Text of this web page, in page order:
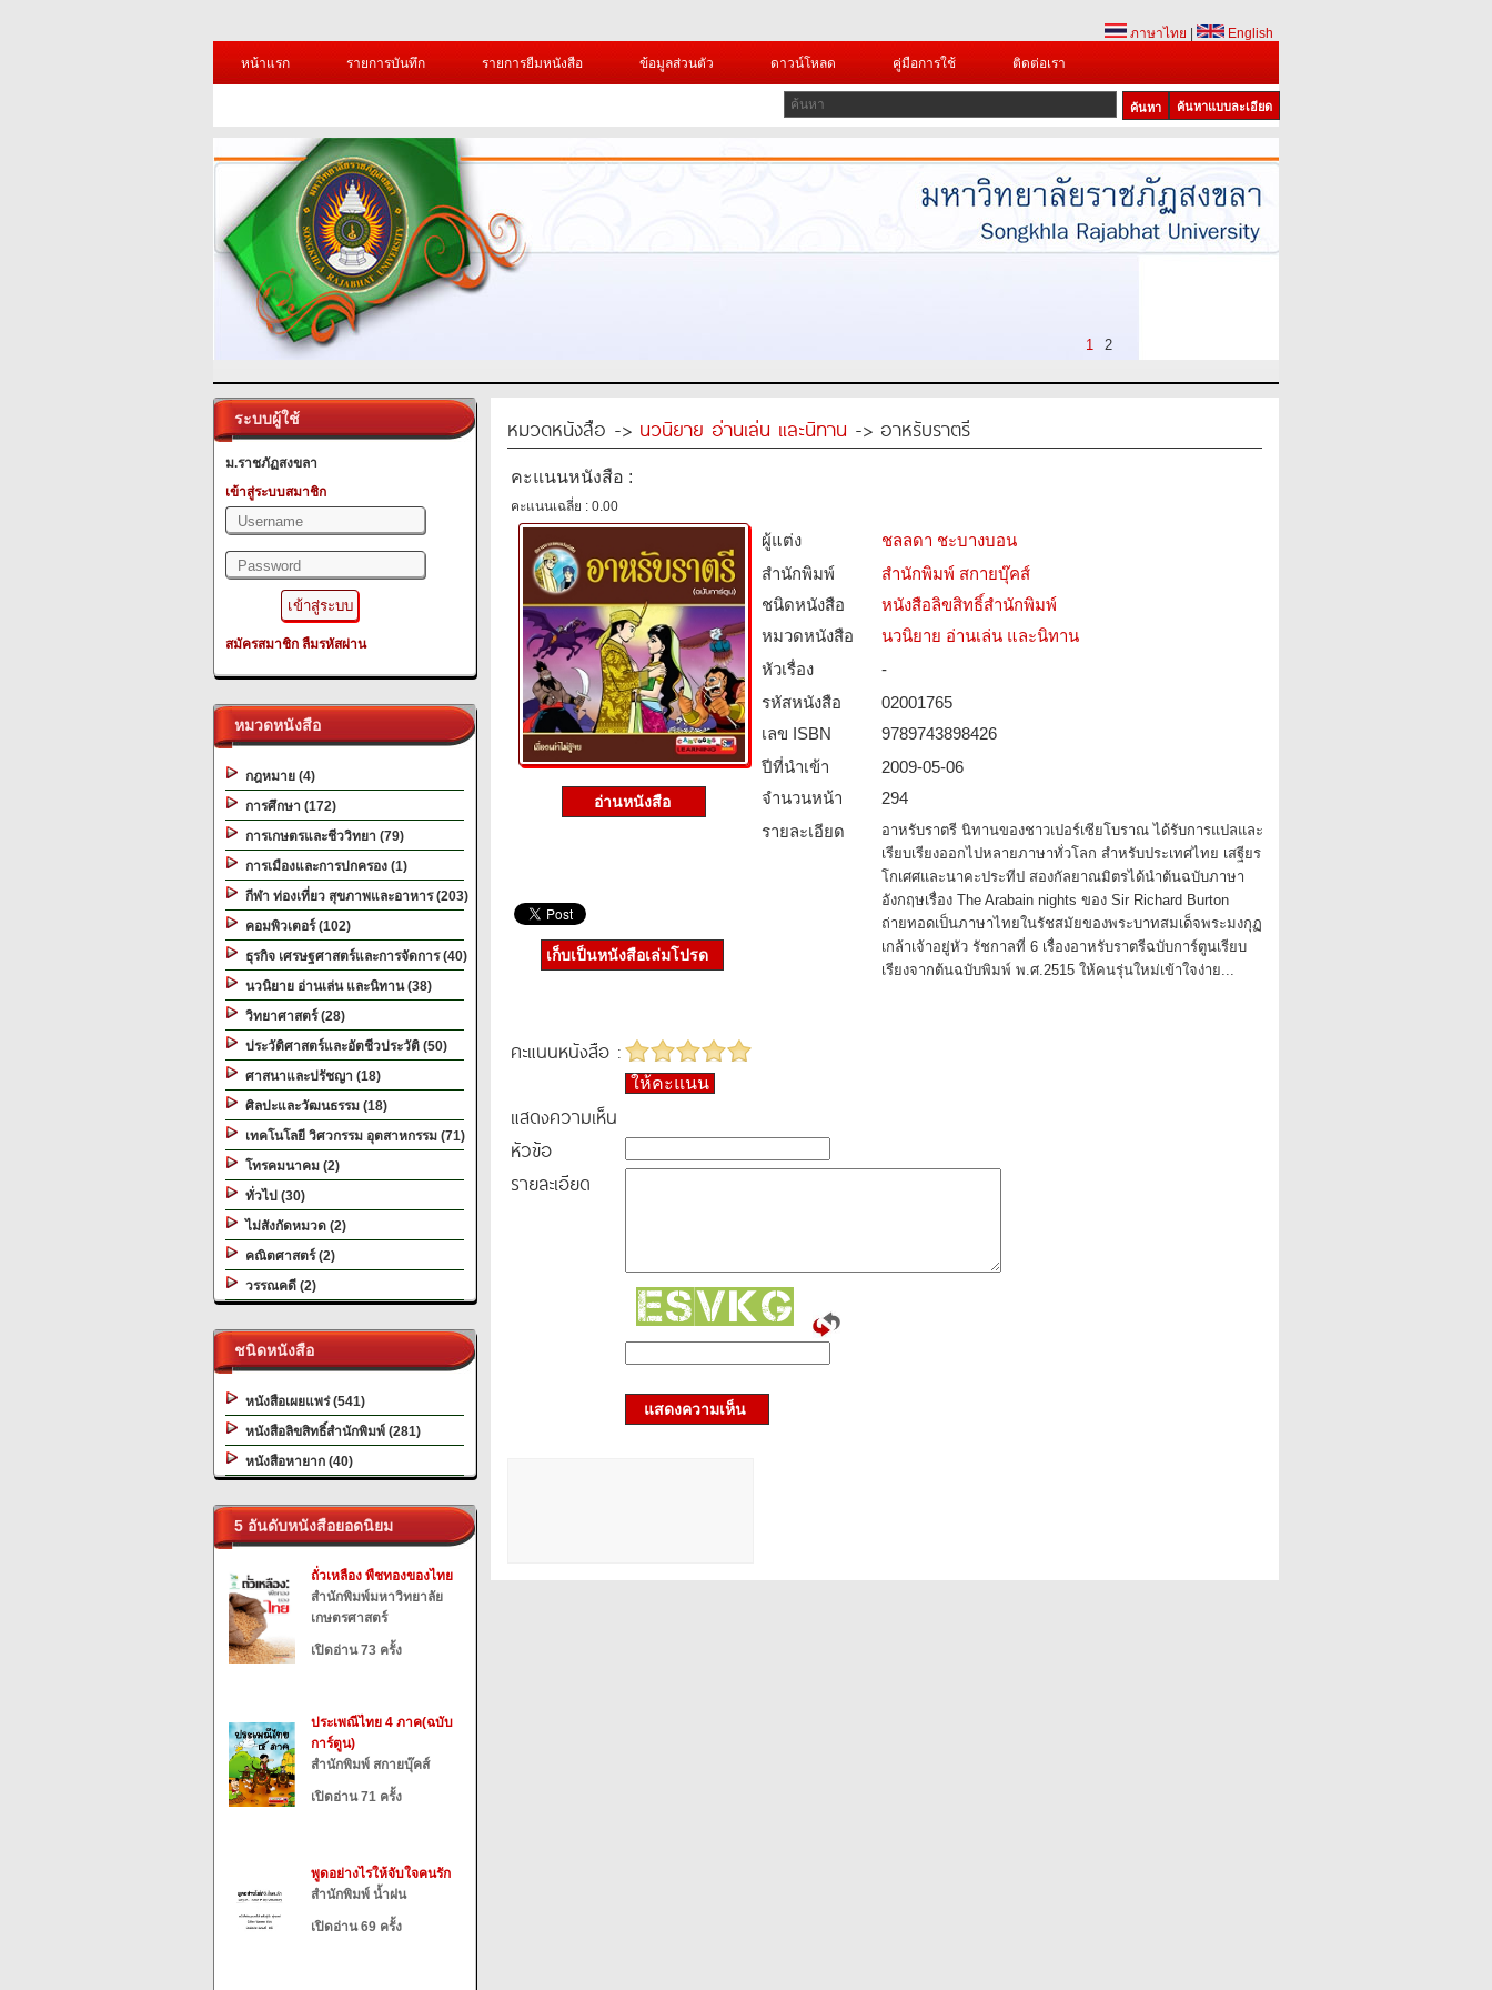
ภาษาไทย
English
หน้าแรก
รายการบันทึก รายการยืมหนังสือ ข้อมูลส่วนตัว ดาวน์โหลด คู่มือการใช้ ติดต่อเรา
ค้นหาแบบละเอียด
1 2
ระบบผู้ใช้
ม.ราชภัฏสงขลา
เข้าสู่ระบบสมาชิก
สมัครสมาชิก ลืมรหัสผ่าน
หมวดหนังสือ
กฎหมาย (4)
การศึกษา (172)
การเกษตรและชีววิทยา (79)
การเมืองและการปกครอง (1)
กีฬา ท่องเที่ยว สุขภาพและอาหาร (203)
คอมพิวเตอร์ (102)
ธุรกิจ เศรษฐศาสตร์และการจัดการ (40)
นวนิยาย อ่านเล่น และนิทาน (38)
วิทยาศาสตร์ (28)
ประวัติศาสตร์และอัตชีวประวัติ (50)
ศาสนาและปรัชญา (18)
ศิลปะและวัฒนธรรม (18)
เทคโนโลยี วิศวกรรม อุตสาหกรรม (71)
โทรคมนาคม (2)
ทั่วไป (30)
ไม่สังกัดหมวด (2)
คณิตศาสตร์ (2)
วรรณคดี (2)
ชนิดหนังสือ
หนังสือเผยแพร่ (541)
หนังสือลิขสิทธิ์สำนักพิมพ์ (281)
หนังสือหายาก (40)
5 อันดับหนังสือยอดนิยม
ถั่วเหลือง พืชทองของไทย
สำนักพิมพ์มหาวิทยาลัย
เกษตรศาสตร์
เปิดอ่าน 73 ครั้ง
ประเพณีไทย 4 ภาค(ฉบับ
การ์ตูน)
สำนักพิมพ์ สกายบุ๊คส์
เปิดอ่าน 71 ครั้ง
พูดอย่างไรให้จับใจคนรัก
สำนักพิมพ์ น้ำฝน
เปิดอ่าน 69 ครั้ง
หมวดหนังสือ -> นวนิยาย อ่านเล่น และนิทาน -> อาหรับราตรี
คะแนนหนังสือ :
คะแนนเฉลี่ย : 0.00
อ่านหนังสือ
ผู้แต่ง
ชลลดา ชะบางบอน
สำนักพิมพ์
สำนักพิมพ์ สกายบุ๊คส์
ชนิดหนังสือ­
หนังสือลิขสิทธิ์สำนักพิมพ์
หมวดหนังสือ­
นวนิยาย อ่านเล่น และนิทาน
หัวเรื่อง
-
รหัสหนังสือ­
02001765
เลข ISBN
9789743898426
ปีที่นำเข้า
2009-05-06
จำนวนหน้า
294
รายละเอียด
อาหรับราตรี นิทานของชาวเปอร์เซียโบราณ ได้รับการแปลและ
เรียบเรียงออกไปหลายภาษาทั่วโลก สำหรับประเทศไทย เสฐียร
โกเศศและนาคะประทีป สองกัลยาณมิตรได้นำต้นฉบับภาษา
อังกฤษเรื่อง The Arabain nights ของ Sir Richard Burton
ถ่ายทอดเป็นภาษาไทยในรัชสมัยของพระบาทสมเด็จพระมงกุฏ
เกล้าเจ้าอยู่หัว รัชกาลที่ 6 เรื่องอาหรับราตรีฉบับการ์ตูนเรียบ
เรียงจากต้นฉบับพิมพ์ พ.ศ.2515 ให้คนรุ่นใหม่เข้าใจง่าย...
เก็บเป็นหนังสือเล่มโปรด
คะแนนหนังสือ :
ให้คะแนน
แสดงความเห็น
หัวข้อ
รายละเอียด
แสดงความเห็น